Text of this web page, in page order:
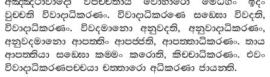
වුච‍්චති
විවාදාධිකරණං. විවාදාධිකරණෙ සඞ‍්ඝො විවදති,
විවාදාධිකරණං. විවදමානො අනුවදති,අනුවාදාධිකරණං,
අනුවදමානො ආපත‍්තිං ආපජ‍්ජති, ආපත‍්තාධිකරණං. තාය
ආපත‍්තියා සඞ‍්ඝො කම‍්මං කරොති,කිච‍්චාධිකරණං.එවං
විවාදාධිකරණපච‍්චයා චත‍්තාරො අධිකරණා ජායන‍්ති.